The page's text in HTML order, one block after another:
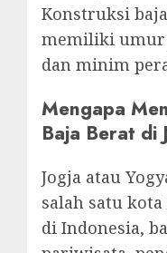
Konstruksi
memiliki umur
dan minim
Mengapa
Baja Berat di
Jogja atau
salah satu
di Indonesia,